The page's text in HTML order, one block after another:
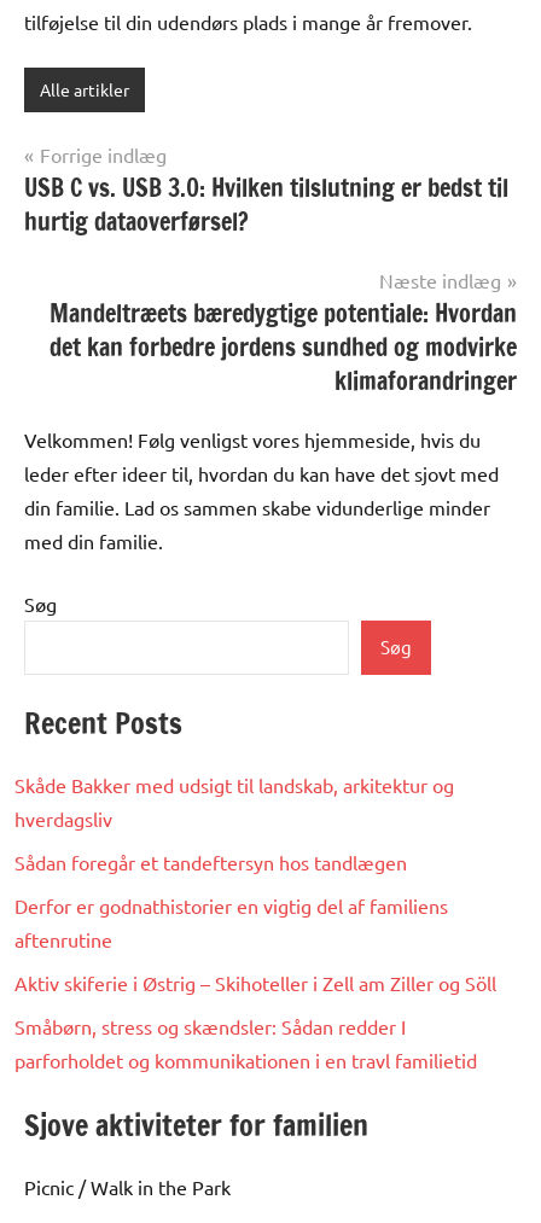
tilføjelse til din udendørs plads i mange år fremover.
Alle artikler
Indlægsnavigation
Forrige indlæg
USB C vs. USB 3.0: Hvilken tilslutning er bedst til
hurtig dataoverførsel?
Næste indlæg
Mandeltræets bæredygtige potentiale: Hvordan
det kan forbedre jordens sundhed og modvirke
klimaforandringer
Velkommen! Følg venligst vores hjemmeside, hvis du
leder efter ideer til, hvordan du kan have det sjovt med
din familie. Lad os sammen skabe vidunderlige minder
med din familie.
Søg
Søg
Recent Posts
Skåde Bakker med udsigt til landskab, arkitektur og
hverdagsliv
Sådan foregår et tandeftersyn hos tandlægen
Derfor er godnathistorier en vigtig del af familiens
aftenrutine
Aktiv skiferie i Østrig – Skihoteller i Zell am Ziller og Söll
Småbørn, stress og skændsler: Sådan redder I
parforholdet og kommunikationen i en travl familietid
Sjove aktiviteter for familien
Picnic / Walk in the Park